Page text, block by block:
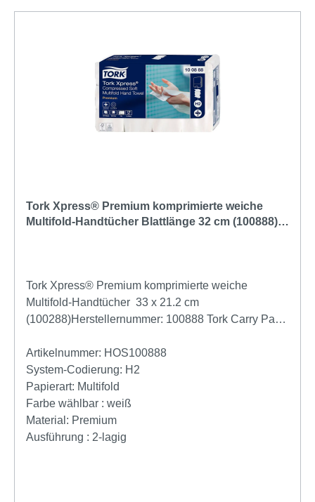
Tork Xpress® Premium komprimierte weiche
Multifold-Handtücher Blattlänge 32 cm (100888) |
Tork Xpress® Premium komprimierte weiche
Multifold-Handtücher 33 x 21.2 cm
(100288)Herstellernummer: 100888 Tork Carry Pack
Tücher sind komprimierte Tücher wodurch doppelt
soviele Tücher wie üblich in den Handtuchspender
passen.Ermöglichen Sie Ihren Gästen ein besseres
und angenehmeres Händetrocknen: Bieten Sie
ihnen die großen, weichen Tork Xpress® Multifold
Handtücher in Premium-Qualität, die sanft zu den
Artikelnummer: HOS100888
System-Codierung: H2
Papierart: Multifold
Farbe wählbar : weiß
Material: Premium
Ausführung : 2-lagig